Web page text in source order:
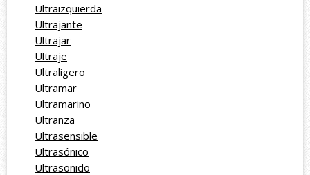
Ultraizquierda
Ultrajante
Ultrajar
Ultraje
Ultraligero
Ultramar
Ultramarino
Ultranza
Ultrasensible
Ultrasónico
Ultrasonido